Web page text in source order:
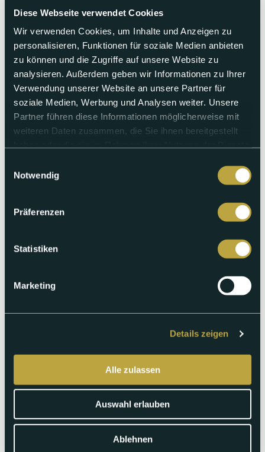
Diese Webseite verwendet Cookies
Wir verwenden Cookies, um Inhalte und Anzeigen zu
personalisieren, Funktionen für soziale Medien anbieten
zu können und die Zugriffe auf unsere Website zu
analysieren. Außerdem geben wir Informationen zu Ihrer
Verwendung unserer Website an unsere Partner für
soziale Medien, Werbung und Analysen weiter. Unsere
Partner führen diese Informationen möglicherweise mit
weiteren Daten zusammen, die Sie ihnen bereitgestellt
Notwendig
Präferenzen
Statistiken
Marketing
Details zeigen
Alle zulassen
Auswahl erlauben
Ablehnen
Programmablauf
17:00 Empfang und Begrüssung
Besichtigung der TV-Studios und Regie inkl.
Informationen aus erster Hand
«Live» dabei sein bei der Produktion der
Nachrichtensendung «punkt6»
Optional: Telebasel CEO- / Chefredaktor-Talk + Apéro
(CHF 20 pro Person, exkl. MWST)
Verabschiedung
Besten Dank für Ihr Interesse. Bitte beachten Sie, dass Ihre
Anfrage mindestens 1 Monat vor Ihrem Wunschtermin
erfolgen sollte. Bitte füllen Sie dazu dieses Anmeldeformular
aus. Wir werden Sie zeitnah kontaktieren.
Adresse*
Bedürfnisse Bemerkungen